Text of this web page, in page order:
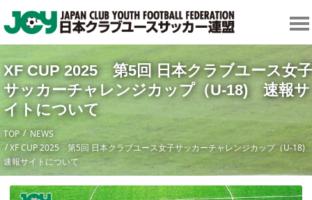
XF CUP 2025 第5回 日本クラブユース女子
サッカーチャレンジカップ（U-18) 速報サ
イトについて
TOP
NEWS
XF CUP 2025 第5回 日本クラブユース女子サッカーチャレンジカップ（U-
速報サイトについて